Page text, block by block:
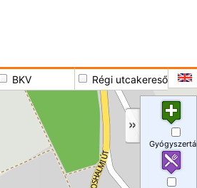
BKV Régi utcakereső